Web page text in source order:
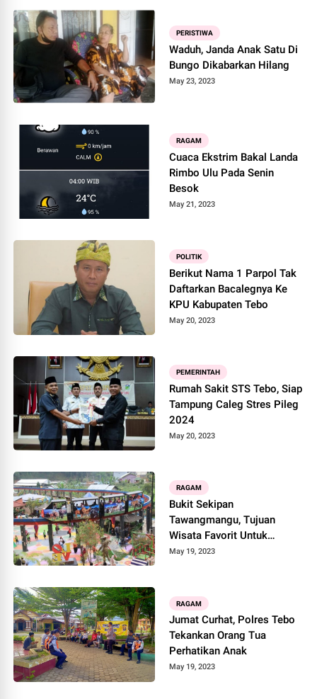
PERISTIWA
Waduh, Janda Anak Satu Di
Bungo Dikabarkan Hilang
May 23, 2023
RAGAM
Cuaca Ekstrim Bakal Landa
Rimbo Ulu Pada Senin
Besok
May 21, 2023
POLITIK
Berikut Nama 1 Parpol Tak
Daftarkan Bacalegnya Ke
KPU Kabupaten Tebo
May 20, 2023
PEMERINTAH
Rumah Sakit STS Tebo, Siap
Tampung Caleg Stres Pileg
2024
May 20, 2023
RAGAM
Bukit Sekipan
Tawangmangu, Tujuan
Wisata Favorit Untuk
Keluarga
May 19, 2023
RAGAM
Jumat Curhat, Polres Tebo
Tekankan Orang Tua
Perhatikan Anak
May 19, 2023